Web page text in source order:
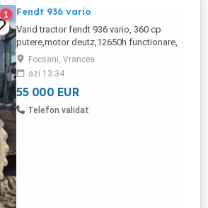
1 Fendt 936 vario
Vand tractor fendt 936 vario, 360 cp
putere,motor deutz,12650h functionare,
an fabricatie 2014, tractor in stare buna de
funtionare, intretinut si cu schimburi la
zi.pretul este negociabil si este plus
tva.trimit video.
Focsani, Vrancea
azi 13:34
55 000 EUR
Telefon validat